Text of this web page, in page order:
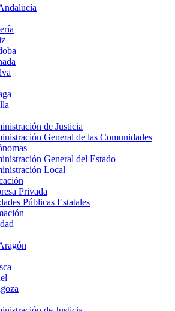
de Justicia
General de las Comunidades
General del Estado
Local
Privada
Públicas Estatales